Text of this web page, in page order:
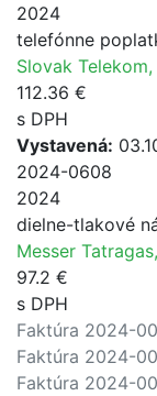
2024
telefónne
Slovak Telekom,
112.36 €
s DPH
Vystavená:
2024-0608
2024
dielne-tlakové
Messer
97.2 €
s DPH
Faktúra 2024-
Faktúra 2024-
Faktúra 2024-